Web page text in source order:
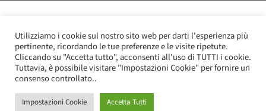
Angelo Frigerio -Cookie Policy–Privacy Policy- P.IVA
0362610964
InstagramLinkedIn
Utilizziamo i cookie sul nostro sito web per darti l'esperienza più
pertinente, ricordando le tue preferenze e le visite ripetute.
Cliccando su "Accetta tutto", acconsenti all'uso di TUTTI i cookie.
Tuttavia, è possibile visitare "Impostazioni Cookie" per fornire un
consenso controllato..
Impostazioni Cookie Accetta Tutti